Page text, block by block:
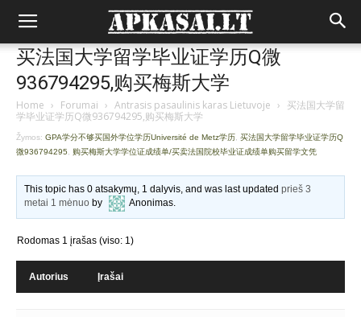
买法国大学留学毕业证学历Q微
936794295,购买梅斯大学
Home › Forumai › Antrasis pasaulinis karas Lietuvoje › 买法国大学留
学毕业证学历Q微936794295,购买梅斯大学
Žymos: GPA学分不够买国外学位学历Université de Metz学历 买法国大学留学毕业证学历Q
微936794295
购买梅斯大学学位证成绩单/买卖法国院校毕业证成绩单购买留学文凭
This topic has 0 atsakymų, 1 dalyvis, and was last updatedprieš 3
metai 1 mėnuo by Anonimas.
Rodomas 1 įrašas (viso: 1)
Autorius Įrašai